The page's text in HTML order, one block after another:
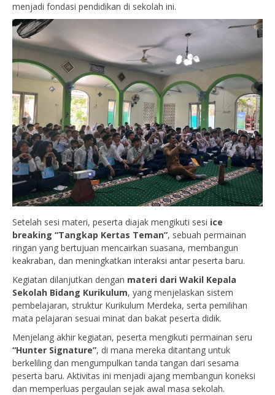
menjadi fondasi pendidikan di sekolah ini.
Setelah sesi materi, peserta diajak mengikuti sesi ice
breaking “Tangkap Kertas Teman”, sebuah permainan
ringan yang bertujuan mencairkan suasana, membangun
keakraban, dan meningkatkan interaksi antar peserta baru.
Kegiatan dilanjutkan dengan materi dari Wakil Kepala
Sekolah Bidang Kurikulum, yang menjelaskan sistem
pembelajaran, struktur Kurikulum Merdeka, serta pemilihan
mata pelajaran sesuai minat dan bakat peserta didik.
Menjelang akhir kegiatan, peserta mengikuti permainan seru
“Hunter Signature”, di mana mereka ditantang untuk
berkeliling dan mengumpulkan tanda tangan dari sesama
peserta baru. Aktivitas ini menjadi ajang membangun koneksi
dan memperluas pergaulan sejak awal masa sekolah.